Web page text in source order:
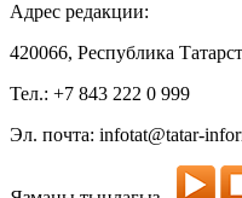
Адрес редакции:
420066, Республика
Тел.: +7 843 222 0 999
Эл. почта: infotat@tatar-